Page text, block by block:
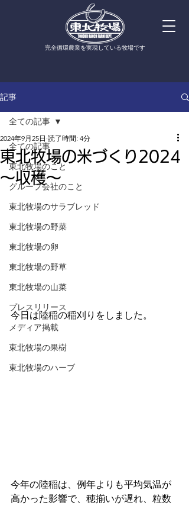
​完全循環農業を実現している牧場です
記事
全ての記事
東北牧場のこと
グループ会社のこと
東北牧場のサラブレッド
東北牧場の野菜
東北牧場の卵
東北牧場の野草
東北牧場の山菜
プレスリリース
メディア掲載
東北牧場の果樹
東北牧場のハーブ
全ての記事
東北牧場の米づくり2024
〜収穫〜
2024年9月25日 読了時間: 4分
今日は陸稲の稲刈りをしました。
今年の陸稲は、例年よりも平均気温が
高かった影響で、穂揃いが遅れ、粒数